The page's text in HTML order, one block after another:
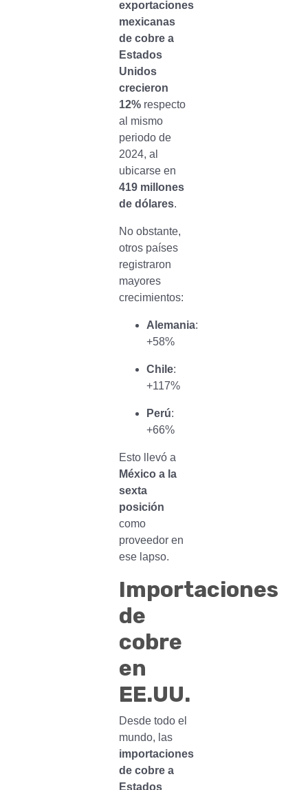
exportaciones
mexicanas
de cobre a
Estados
Unidos
crecieron
12%respecto
al mismo
periodo de
2024, al
ubicarse en
419 millones
de dólares.
No obstante,
otros países
registraron
mayores
crecimientos:
Alemania:
+58%
Chile:
+117%
Perú:
+66%
Esto llevó a
México a la
sexta
posición
como
proveedor en
ese lapso.
Importaciones
de
cobre
en
EE.UU.
Desde todo el
mundo, las
importaciones
de cobre a
Estados